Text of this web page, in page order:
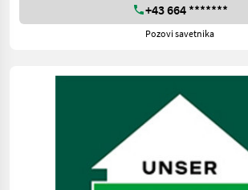
+43 664 *******
Pozovi savetnika